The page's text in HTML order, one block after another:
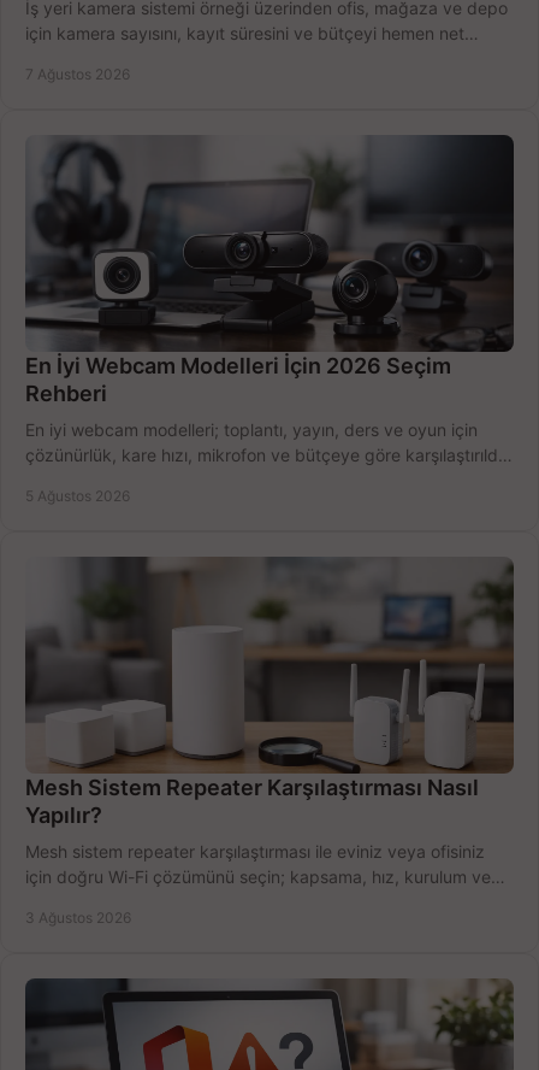
İş yeri kamera sistemi örneği üzerinden ofis, mağaza ve depo
için kamera sayısını, kayıt süresini ve bütçeyi hemen net
7 Ağustos 2026
En İyi Webcam Modelleri İçin 2026 Seçim
Rehberi
En iyi webcam modelleri; toplantı, yayın, ders ve oyun için
çözünürlük, kare hızı, mikrofon ve bütçeye göre karşılaştırıldı.
5 Ağustos 2026
Mesh Sistem Repeater Karşılaştırması Nasıl
Yapılır?
Mesh sistem repeater karşılaştırması ile eviniz veya ofisiniz
için doğru Wi-Fi çözümünü seçin; kapsama, hız, kurulum ve
3 Ağustos 2026